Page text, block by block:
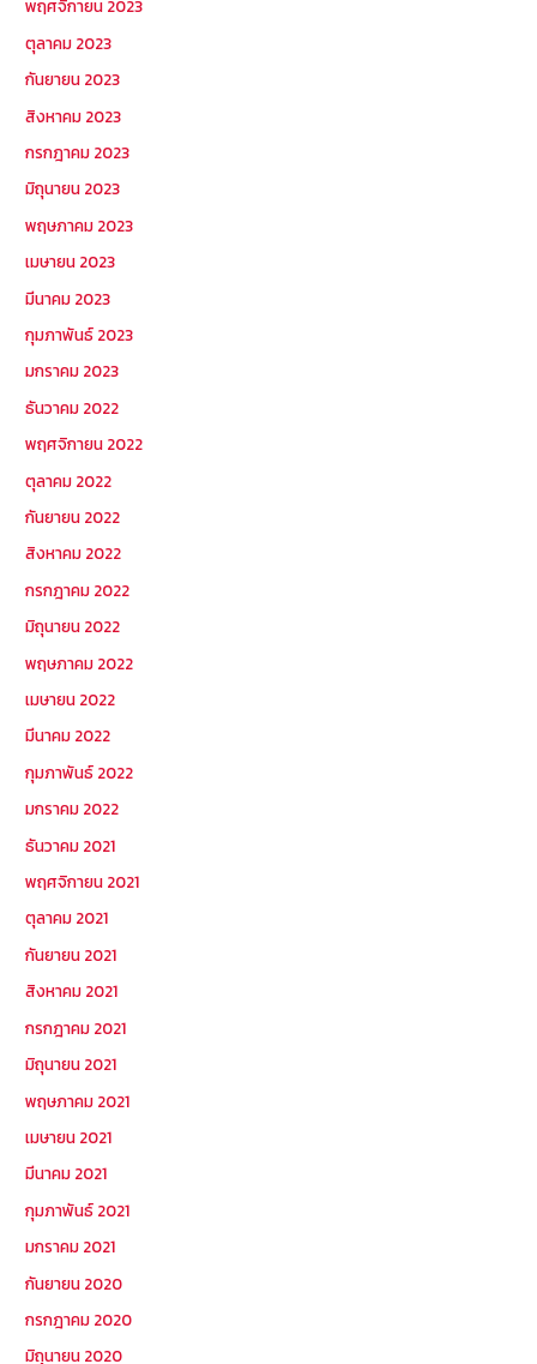
พฤศจิกายน 2023
ตุลาคม 2023
กันยายน 2023
สิงหาคม 2023
กรกฎาคม 2023
มิถุนายน 2023
พฤษภาคม 2023
เมษายน 2023
มีนาคม 2023
กุมภาพันธ์ 2023
มกราคม 2023
ธันวาคม 2022
พฤศจิกายน 2022
ตุลาคม 2022
กันยายน 2022
สิงหาคม 2022
กรกฎาคม 2022
มิถุนายน 2022
พฤษภาคม 2022
เมษายน 2022
มีนาคม 2022
กุมภาพันธ์ 2022
มกราคม 2022
ธันวาคม 2021
พฤศจิกายน 2021
ตุลาคม 2021
กันยายน 2021
สิงหาคม 2021
กรกฎาคม 2021
มิถุนายน 2021
พฤษภาคม 2021
เมษายน 2021
มีนาคม 2021
กุมภาพันธ์ 2021
มกราคม 2021
กันยายน 2020
กรกฎาคม 2020
มิถุนายน 2020